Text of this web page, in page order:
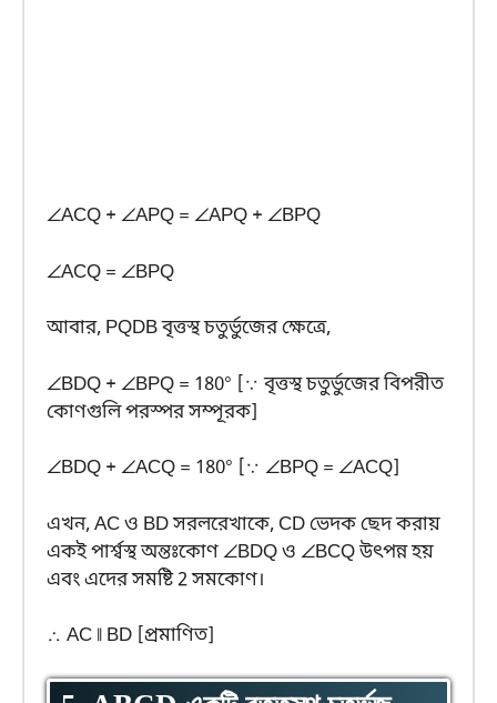
∠ACQ + ∠APQ = ∠APQ + ∠BPQ
∠ACQ = ∠BPQ
আবার, PQDB বৃত্তস্থ চতুর্ভুজের ক্ষেত্রে,
∠BDQ + ∠BPQ = 180° [∵ বৃত্তস্থ চতুর্ভুজের বিপরীত
কোণগুলি পরস্পর সম্পূরক]
∠BDQ + ∠ACQ = 180° [∵ ∠BPQ = ∠ACQ]
এখন, AC ও BD সরলরেখাকে, CD ভেদক ছেদ করায়
একই পার্শ্বস্থ অন্তঃকোণ ∠BDQ ও ∠BCQ উৎপন্ন হয়
এবং এদের সমষ্টি 2 সমকোণ।
∴ AC ∥ BD [প্রমাণিত]